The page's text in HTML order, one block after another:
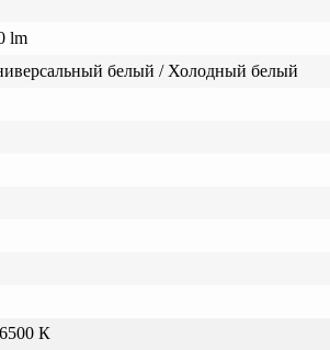
lm
белый / Холодный белый
6500 К